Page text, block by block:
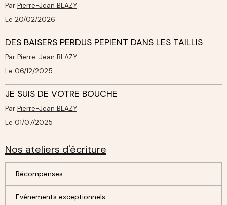
Par Pierre-Jean BLAZY
Le 20/02/2026
DES BAISERS PERDUS PEPIENT DANS LES TAILLIS
Par Pierre-Jean BLAZY
Le 06/12/2025
JE SUIS DE VOTRE BOUCHE
Par Pierre-Jean BLAZY
Le 01/07/2025
Nos ateliers d'écriture
Récompenses
Evénements exceptionnels